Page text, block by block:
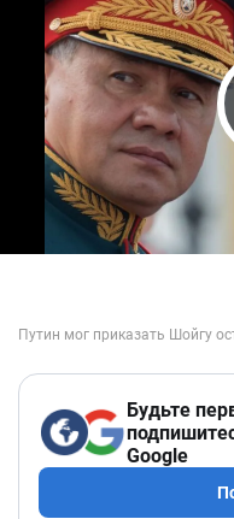
Будьте
Google